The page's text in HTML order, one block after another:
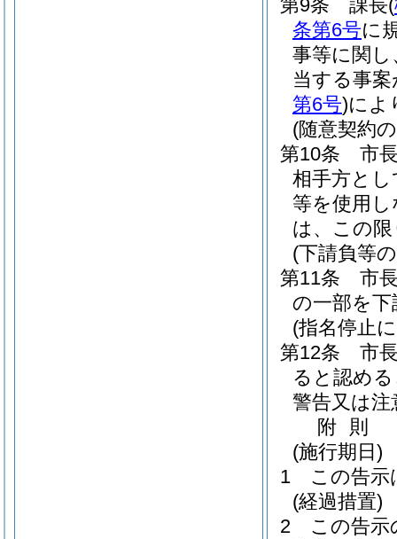
第9条
課長(
条第6号に
事等に関し
当する事
第6号)によ
(随意契約
第10条
市
相手方と
等を使用
は、この
(下請負等
第11条
市
の一部を
(指名停止
第12条
市
ると認め
警告又は
附 則
(施行期日)
1
この告示
(経過措置)
2
この告示